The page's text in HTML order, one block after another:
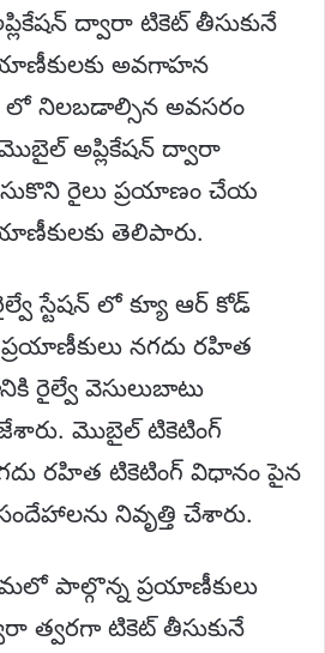
ద్వారా టికెట్ తీసుకునే
అవగాహన
లో నిలబడాల్సిన అవసరం
అప్లికేషన్ ద్వారా
రైలు ప్రయాణం చేయ
తెలిపారు.
స్టేషన్ లో క్యూ ఆర్ కోడ్
నగదు రహిత
రైల్వే వెసులుబాటు
మొబైల్ టికెటింగ్
రహిత టికెటింగ్ విధానం పైన
నివృత్తి చేశారు.
పాల్గొన్న ప్రయాణీకులు
త్వరగా టికెట్ తీసుకునే